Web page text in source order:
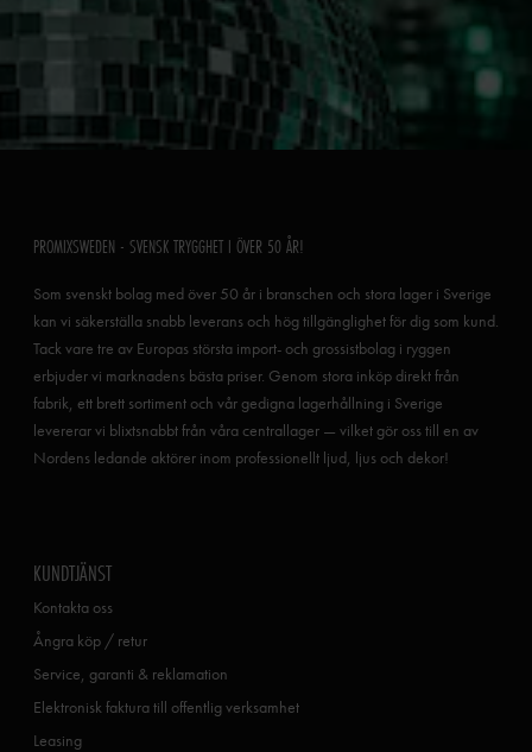
PROMIXSWEDEN - SVENSK TRYGGHET I ÖVER 50 ÅR!
Som svenskt bolag med över 50 år i branschen och stora lager i Sverige
kan vi säkerställa snabb leverans och hög tillgänglighet för dig som kund.
Tack vare tre av Europas största import- och grossistbolag i ryggen
erbjuder vi marknadens bästa priser. Genom stora inköp direkt från
fabrik, ett brett sortiment och vår gedigna lagerhållning i Sverige
levererar vi blixtsnabbt från våra centrallager — vilket gör oss till en av
Nordens ledande aktörer inom professionellt ljud, ljus och dekor!
KUNDTJÄNST
Kontakta oss
Ångra köp / retur
Service, garanti & reklamation
Elektronisk faktura till offentlig verksamhet
Leasing